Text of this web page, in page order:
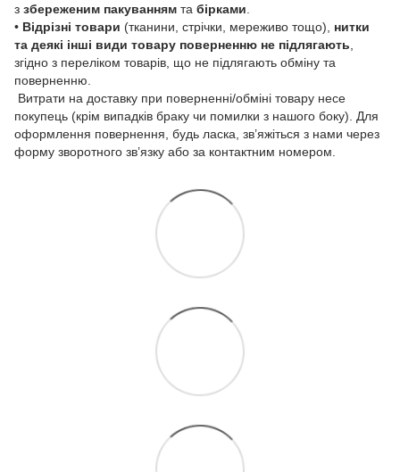
з збереженим пакуванням та бірками
• Відрізні товари (тканини, стрічки, мереживо тощо), нитки
та деякі інші види товару поверненню не підлягають
згідно з переліком товарів, що не підлягають обміну та
поверненню.
Витрати на доставку при поверненні/обміні товару несе
покупець (крім випадків браку чи помилки з нашого боку). Для
оформлення повернення, будь ласка, зв’яжіться з нами через
форму зворотного зв’язку або за контактним номером.